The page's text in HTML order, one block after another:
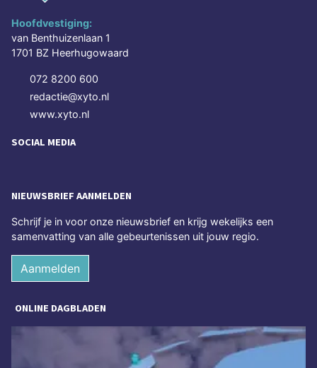
Hoofdvestiging:
van Benthuizenlaan 1
1701 BZ Heerhugowaard
072 8200 600
redactie@xyto.nl
www.xyto.nl
SOCIAL MEDIA
NIEUWSBRIEF AANMELDEN
Schrijf je in voor onze nieuwsbrief en krijg wekelijks een
samenvatting van alle gebeurtenissen uit jouw regio.
Aanmelden
ONLINE DAGBLADEN